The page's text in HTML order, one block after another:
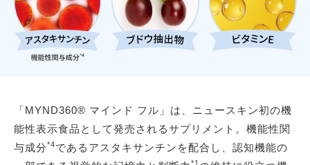
「MYND360® マインド フル」は、ニュースキン初の機
能性表示食品として発売されるサプリメント。機能性関
与成分*4であるアスタキサンチンを配合し、認知機能の
*1